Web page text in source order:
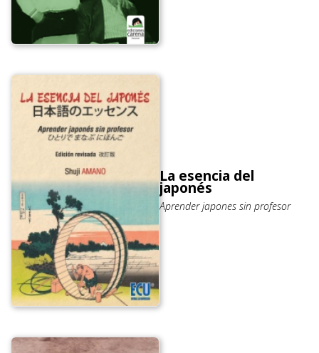
La esencia del
japonés
Aprender japones sin profesor